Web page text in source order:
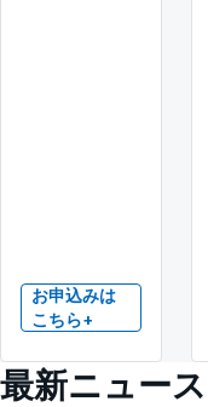
お申込みは
こちら+
最新ニュース